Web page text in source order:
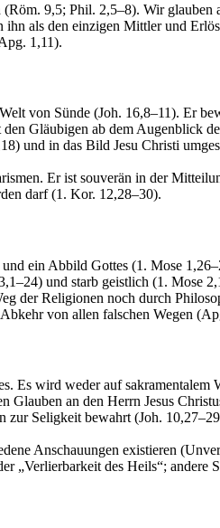
9,5; Phil. 2,5–8). Wir
als den einzigen Mittler und
1,11).
von Sünde (Joh. 16,8–11). Er
Gläubigen ab dem Augenblick
und in das Bild Jesu Christi
Er ist souverän in der
darf (1. Kor. 12,28–30).
ein Abbild Gottes (1. Mose
und starb geistlich (1. Mose
der Religionen noch durch
von allen falschen Wegen
Es wird weder auf
Glauben an den Herrn Jesus
Seligkeit bewahrt (Joh.
Anschauungen existieren
„Verlierbarkeit des Heils“;